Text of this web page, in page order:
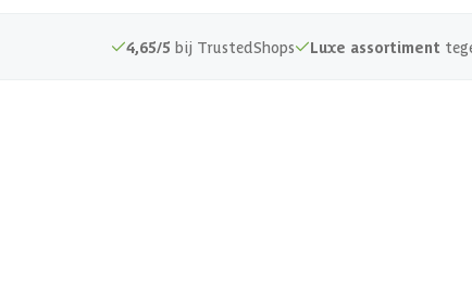
4,65/5 bij TrustedShops Luxe assortiment